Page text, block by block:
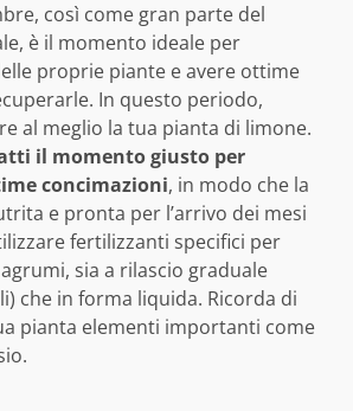
così come gran parte del
è il momento ideale per
proprie piante e avere ottime
In questo periodo,
al meglio la tua pianta di limone.
il momento giusto per
concimazioni, in modo che la
e pronta per l’arrivo dei mesi
fertilizzanti specifici per
sia a rilascio graduale
che in forma liquida. Ricorda di
pianta elementi importanti come